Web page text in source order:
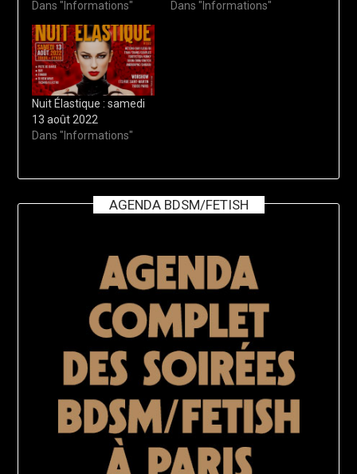
Dans "Informations"
Dans "Informations"
Nuit Élastique : samedi
13 août 2022
Dans "Informations"
AGENDA BDSM/FETISH